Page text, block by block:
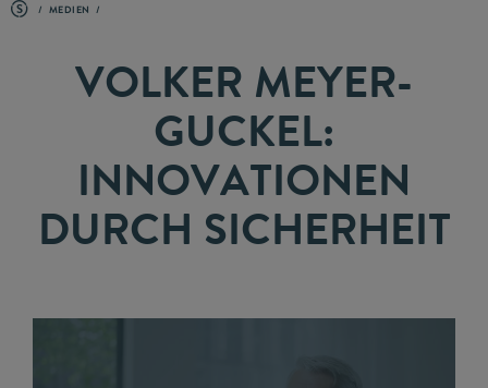
MEDIEN
VOLKER MEYER-
GUCKEL:
INNOVATIONEN
DURCH SICHERHEIT